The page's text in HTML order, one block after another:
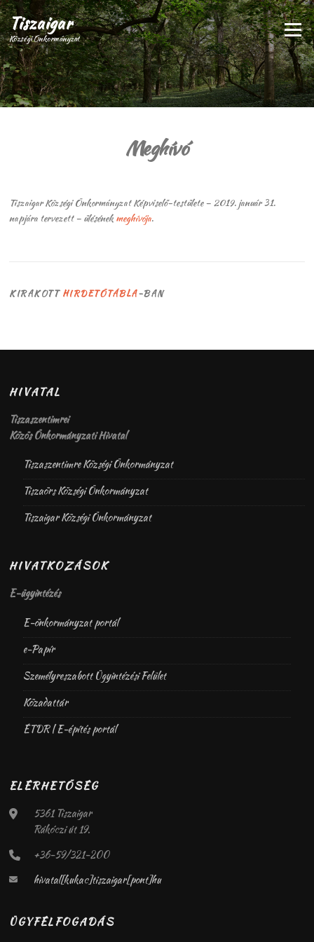
Ugrás
a
tartalomra
Tiszaigar
Községi Önkormányzat
Menü
Meghívó
Tiszaigar Községi Önkormányzat Képviselő-testülete – 2019. január 31.
napjára tervezett – ülésének meghívója.
KIRAKOTT HIRDETŐTÁBLA-BAN
HIVATAL
Tiszaszentimrei
Közös Önkormányzati Hivatal
Tiszaszentimre Községi Önkormányzat
Tiszaörs Községi Önkormányzat
Tiszaigar Községi Önkormányzat
HIVATKOZÁSOK
E-ügyintézés
E-önkormányzat portál
e-Papír
Személyreszabott Ügyintézési Felület
Közadattár
ÉTDR | E-építés portál
ELÉRHETŐSÉG
5361 Tiszaigar
Rákóczi út 19.
+36-59/321-200
hivatal[kukac]tiszaigar[pont]hu
ÜGYFÉLFOGADÁS